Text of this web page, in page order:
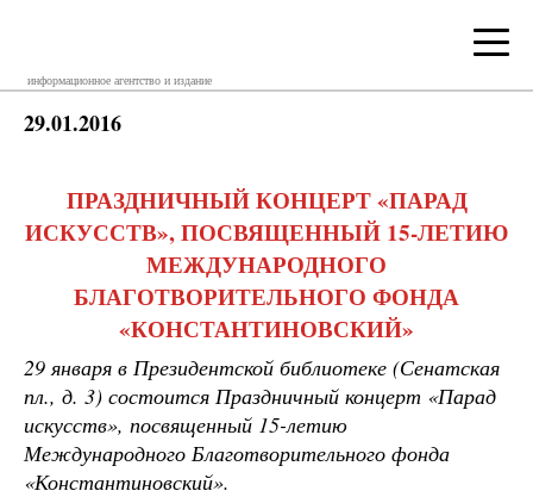
информационное агентство и издание
29.01.2016
ПРАЗДНИЧНЫЙ КОНЦЕРТ «ПАРАД
ИСКУССТВ», ПОСВЯЩЕННЫЙ 15-ЛЕТИЮ
МЕЖДУНАРОДНОГО
БЛАГОТВОРИТЕЛЬНОГО ФОНДА
«КОНСТАНТИНОВСКИЙ»
29 января в Президентской библиотеке (Сенатская
пл., д. 3) состоится Праздничный концерт «Парад
искусств», посвященный 15-летию
Международного Благотворительного фонда
«Константиновский».